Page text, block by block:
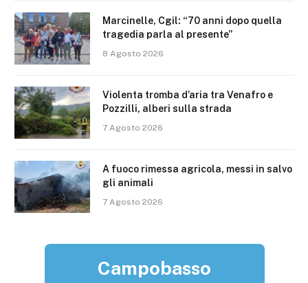
Marcinelle, Cgil: “70 anni dopo quella
tragedia parla al presente”
8 Agosto 2026
Violenta tromba d’aria tra Venafro e
Pozzilli, alberi sulla strada
7 Agosto 2026
A fuoco rimessa agricola, messi in salvo
gli animali
7 Agosto 2026
Campobasso